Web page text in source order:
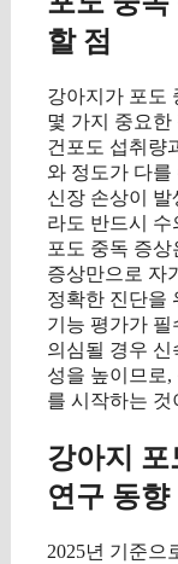
할 점
강아지가 포도
몇 가지 중요
건포도 섭취량
와 정도가 다
신장 손상이 발
라도 반드시
포도 중독 증
증상만으로 자
정확한 진단을
기능 평가가 필
의심될 경우
성을 높이므로
를 시작하는
강아지 포
연구 동향
2025년 기준으